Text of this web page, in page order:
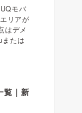
モバ
リアが
はデメ
たは
覧｜新